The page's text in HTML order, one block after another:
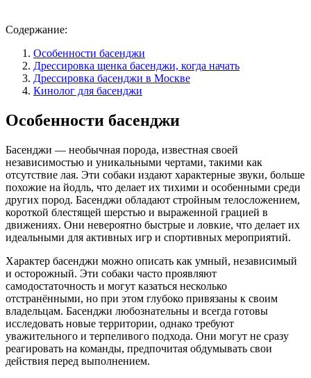
Содержание:
Особенности басенджи
Дрессировка щенка басенджи, когда начать
Дрессировка басенджи в Москве
Кинолог для басенджи
Особенности басенджи
Басенджи — необычная порода, известная своей
независимостью и уникальными чертами, такими как
отсутствие лая. Эти собаки издают характерные звуки, больше
похожие на йодль, что делает их тихими и особенными среди
других пород. Басенджи обладают стройным телосложением,
короткой блестящей шерстью и выраженной грацией в
движениях. Они невероятно быстрые и ловкие, что делает их
идеальными для активных игр и спортивных мероприятий.
Характер басенджи можно описать как умный, независимый
и осторожный. Эти собаки часто проявляют
самодостаточность и могут казаться несколько
отстранёнными, но при этом глубоко привязаны к своим
владельцам. Басенджи любознательны и всегда готовы
исследовать новые территории, однако требуют
уважительного и терпеливого подхода. Они могут не сразу
реагировать на команды, предпочитая обдумывать свои
действия перед выполнением.